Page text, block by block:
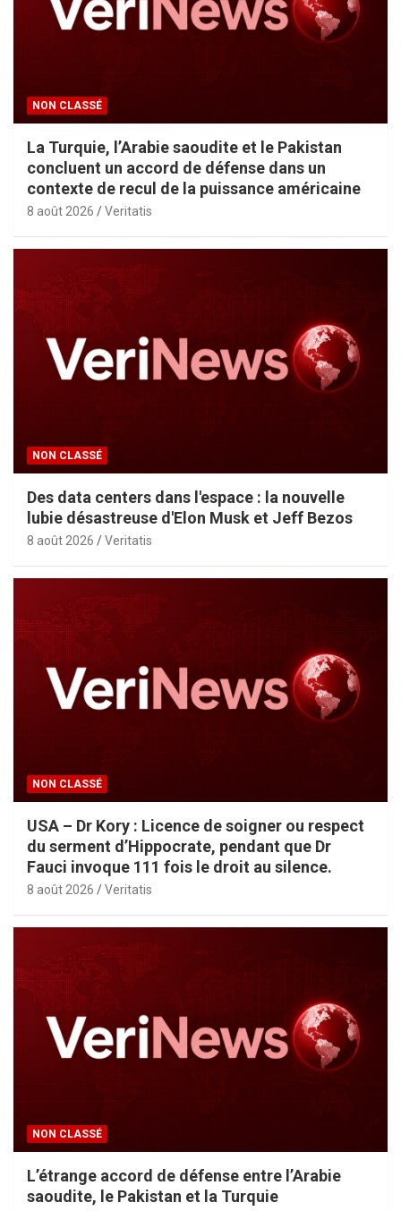
NON CLASSÉ
La Turquie, l’Arabie saoudite et le Pakistan
concluent un accord de défense dans un
contexte de recul de la puissance américaine
8 août 2026 Veritatis
NON CLASSÉ
Des data centers dans l'espace : la nouvelle
lubie désastreuse d'Elon Musk et Jeff Bezos
8 août 2026 Veritatis
NON CLASSÉ
USA – Dr Kory : Licence de soigner ou respect
du serment d’Hippocrate, pendant que Dr
Fauci invoque 111 fois le droit au silence.
8 août 2026 Veritatis
NON CLASSÉ
L’étrange accord de défense entre l’Arabie
saoudite, le Pakistan et la Turquie